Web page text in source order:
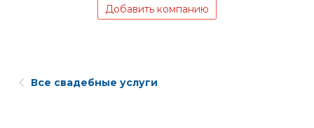
Добавить компанию
Все свадебные услуги